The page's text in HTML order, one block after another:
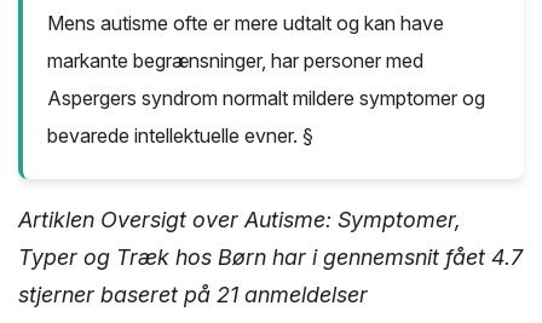
Mens autisme ofte er mere udtalt og kan have
markante begrænsninger, har personer med
Aspergers syndrom normalt mildere symptomer og
bevarede intellektuelle evner. §
Artiklen Oversigt over Autisme: Symptomer,
Typer og Træk hos Børn har i gennemsnit fået 4.7
stjerner baseret på 21 anmeldelser